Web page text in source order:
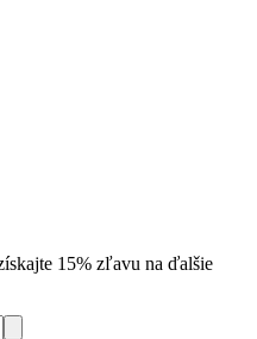
15% zľavu na ďalšie